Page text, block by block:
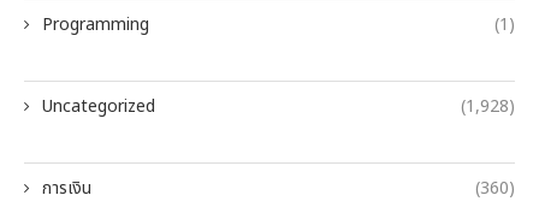
Programming (1)
Uncategorized (1,928)
การเงิน (360)